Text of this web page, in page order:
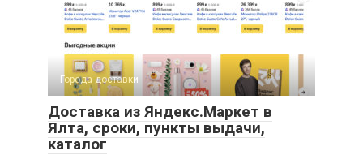
Города доставки
Доставка из Яндекс.Маркет в
Ялта, сроки, пункты выдачи,
каталог